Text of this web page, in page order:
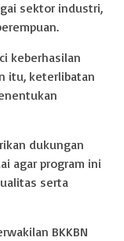
sektor industri,
keberhasilan
itu, keterlibatan
dukungan
agar program ini
serta
BKKBN